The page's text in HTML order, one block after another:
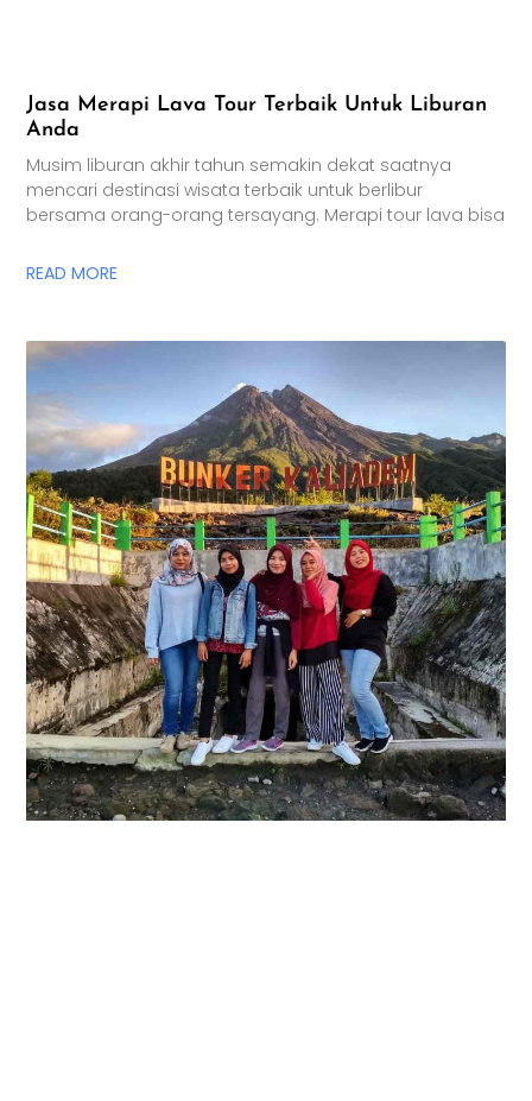
Jasa Merapi Lava Tour Terbaik Untuk Liburan
Anda
Musim liburan akhir tahun semakin dekat saatnya
mencari destinasi wisata terbaik untuk berlibur
bersama orang-orang tersayang. Merapi tour lava bisa
READ MORE